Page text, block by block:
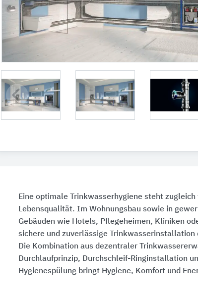
Eine optimale Trinkwasserhygiene steht zugleich
Lebensqualität. Im Wohnungsbau sowie in
Gebäuden wie Hotels, Pflegeheimen, Kliniken
sichere und zuverlässige Trinkwasserinstallation
Die Kombination aus dezentraler
Durchlaufprinzip, Durchschleif-Ringinstallation
Hygienespülung bringt Hygiene, Komfort und